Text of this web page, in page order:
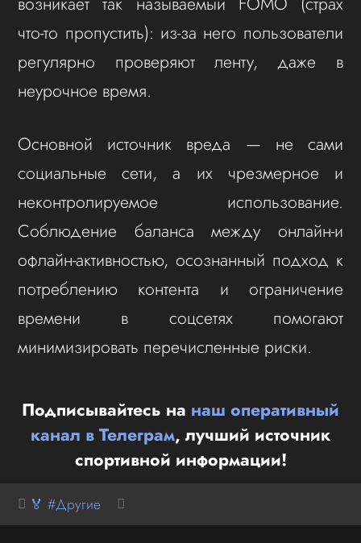
что‑то пропустить): из‑за него пользователи
регулярно проверяют ленту, даже в
неурочное время.
Основной источник вреда — не сами
социальные сети, а их чрезмерное и
неконтролируемое использование.
Соблюдение баланса между онлайн‑и
офлайн‑активностью, осознанный подход к
потреблению контента и ограничение
времени в соцсетях помогают
минимизировать перечисленные риски.
Подписывайтесь на наш оперативный
канал в Телеграм, лучший источник
спортивной информации!
🏅 #Другие